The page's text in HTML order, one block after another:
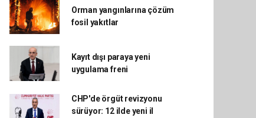
Orman yangınlarına çözüm
fosil yakıtlar
Kayıt dışı paraya yeni
uygulama freni
CHP'de örgüt revizyonu
sürüyor: 12 ilde yeni il